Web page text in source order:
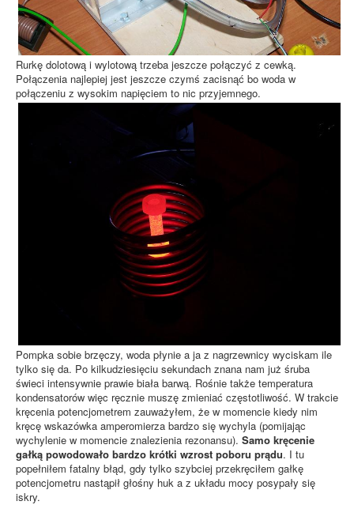
Rurkę dolotową i wylotową trzeba jeszcze połączyć z cewką.
Połączenia najlepiej jest jeszcze czymś zacisnąć bo woda w
połączeniu z wysokim napięciem to nic przyjemnego.
Pompka sobie brzęczy, woda płynie a ja z nagrzewnicy wyciskam ile
tylko się da. Po kilkudziesięciu sekundach znana nam już śruba
świeci intensywnie prawie biała barwą. Rośnie także temperatura
kondensatorów więc ręcznie muszę zmieniać częstotliwość. W trakcie
kręcenia potencjometrem zauważyłem, że w momencie kiedy nim
kręcę wskazówka amperomierza bardzo się wychyla (pomijając
wychylenie w momencie znalezienia rezonansu). Samo kręcenie
gałką powodowało bardzo krótki wzrost poboru prądu. I tu
popełniłem fatalny błąd, gdy tylko szybciej przekręciłem gałkę
potencjometru nastąpił głośny huk a z układu mocy posypały się
iskry.